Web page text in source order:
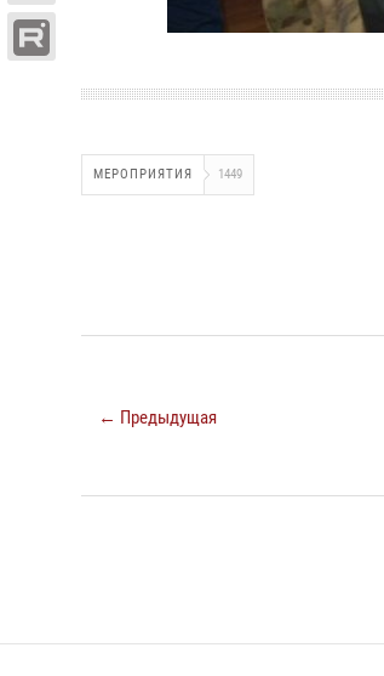
МЕРОПРИЯТИЯ 1449
← Предыдущая